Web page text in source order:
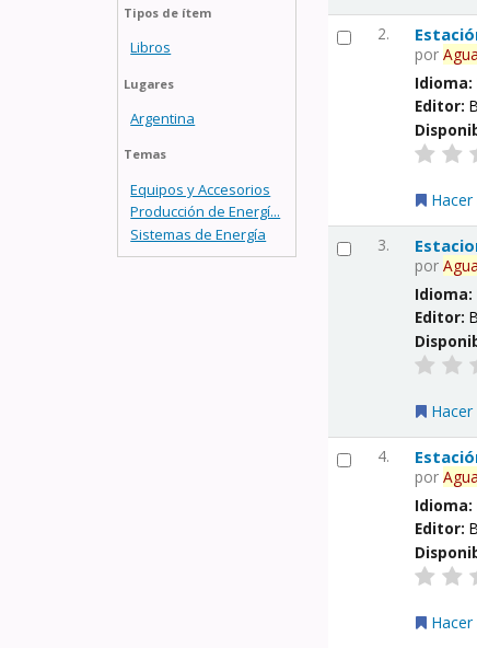
Tipos de ítem
Libros
Lugares
Argentina
Temas
Equipos y Accesorios
Producción de Energí...
Sistemas de Energía
2.
porAgua
Idioma:
Editor:
3.
porAgua
Idioma:
Editor:
4.
porAgua
Idioma:
Editor: